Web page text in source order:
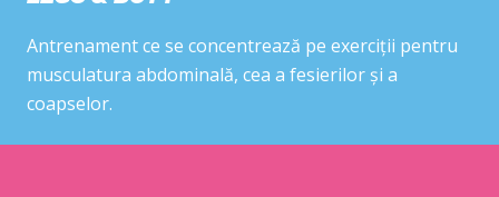
Antrenament ce se concentrează pe exerciții pentru
musculatura abdominală, cea a fesierilor și a
coapselor.